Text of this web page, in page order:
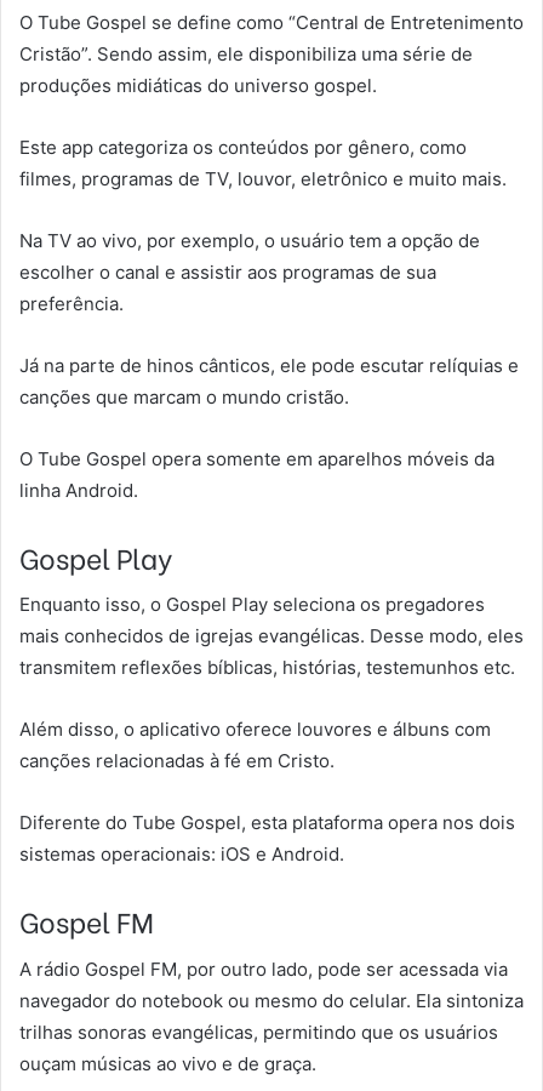
O Tube Gospel se define como “Central de Entretenimento
Cristão”. Sendo assim, ele disponibiliza uma série de
produções midiáticas do universo gospel.
Este app categoriza os conteúdos por gênero, como
filmes, programas de TV, louvor, eletrônico e muito mais.
Na TV ao vivo, por exemplo, o usuário tem a opção de
escolher o canal e assistir aos programas de sua
preferência.
Já na parte de hinos cânticos, ele pode escutar relíquias e
canções que marcam o mundo cristão.
O Tube Gospel opera somente em aparelhos móveis da
linha Android.
Gospel Play
Enquanto isso, o Gospel Play seleciona os pregadores
mais conhecidos de igrejas evangélicas. Desse modo, eles
transmitem reflexões bíblicas, histórias, testemunhos etc.
Além disso, o aplicativo oferece louvores e álbuns com
canções relacionadas à fé em Cristo.
Diferente do Tube Gospel, esta plataforma opera nos dois
sistemas operacionais: iOS e Android.
Gospel FM
A rádio Gospel FM, por outro lado, pode ser acessada via
navegador do notebook ou mesmo do celular. Ela sintoniza
trilhas sonoras evangélicas, permitindo que os usuários
ouçam músicas ao vivo e de graça.